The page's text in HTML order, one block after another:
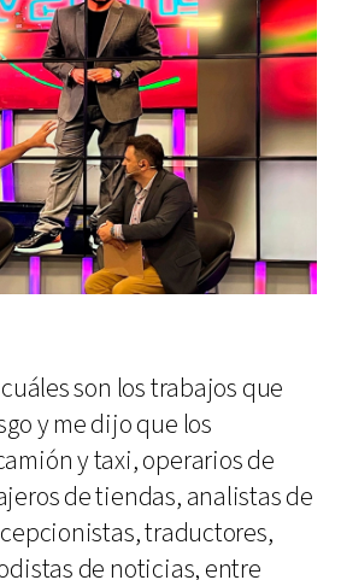
son los trabajos que
y me dijo que los
y taxi, operarios de
de tiendas, analistas de
traductores,
de noticias, entre